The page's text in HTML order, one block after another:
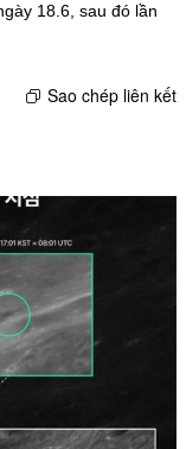
18.6, sau đó lần
Sao chép liên kết